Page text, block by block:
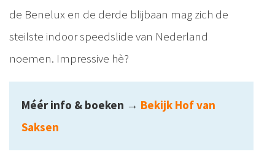
de Benelux en de derde blijbaan mag zich de
steilste indoor speedslide van Nederland
noemen. Impressive hè?
Méér info & boeken → Bekijk Hof van
Saksen